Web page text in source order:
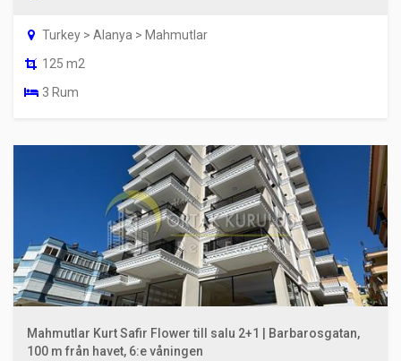
Turkey > Alanya > Mahmutlar
125 m2
3 Rum
Mahmutlar Kurt Safir Flower till salu 2+1 | Barbarosgatan,
100 m från havet, 6:e våningen